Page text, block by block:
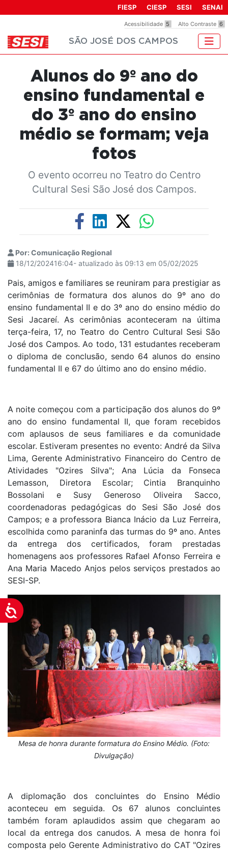
inclui
um
acessibilidade.
Acessibilidade
Acessibilidade 5 Alto Contraste 6
FIESP CIESP SESI SENAI
SÃO JOSÉ DOS CAMPOS
Alunos do 9º ano do
ensino fundamental e
do 3º ano do ensino
médio se formam; veja
fotos
O evento ocorreu no Teatro do Centro
Cultural Sesi São José dos Campos.
Por: Comunicação Regional
18/12/202416:04- atualizado às 09:13 em 05/02/2025
Pais, amigos e familiares se reuniram para prestigiar as
cerimônias de formatura dos alunos do 9º ano do
ensino fundamental II e do 3º ano do ensino médio do
Sesi Jacareí. As cerimônias aconteceram na última
terça-feira, 17, no Teatro do Centro Cultural Sesi São
José dos Campos. Ao todo, 131 estudantes receberam
o diploma de conclusão, sendo 64 alunos do ensino
fundamental II e 67 do último ano do ensino médio.
A noite começou com a participação dos alunos do 9º
ano do ensino fundamental II, que foram recebidos
com aplausos de seus familiares e da comunidade
escolar. Estiveram presentes no evento: André da Silva
Lima, Gerente Administrativo Financeiro do Centro de
Atividades "Ozires Silva"; Ana Lúcia da Fonseca
Lemasson, Diretora Escolar; Cintia Branquinho
Bossolani e Susy Generoso Oliveira Sacco,
coordenadoras pedagógicas do Sesi São José dos
Campos; e a professora Bianca Inácio da Luz Ferreira,
escolhida como paraninfa das turmas do 9º ano. Antes
da entrega dos certificados, foram prestadas
homenagens aos professores Rafael Afonso Ferreira e
Ana Maria Macedo Anjos pelos serviços prestados ao
SESI-SP.
Mesa de honra durante formatura do Ensino Médio. (Foto:
Divulgação)
A diplomação dos concluintes do Ensino Médio
aconteceu em seguida. Os 67 alunos concluintes
também foram aplaudidos assim que chegaram ao
local da entrega dos canudos. A mesa de honra foi
composta pelo Gerente Administrativo do CAT "Ozires